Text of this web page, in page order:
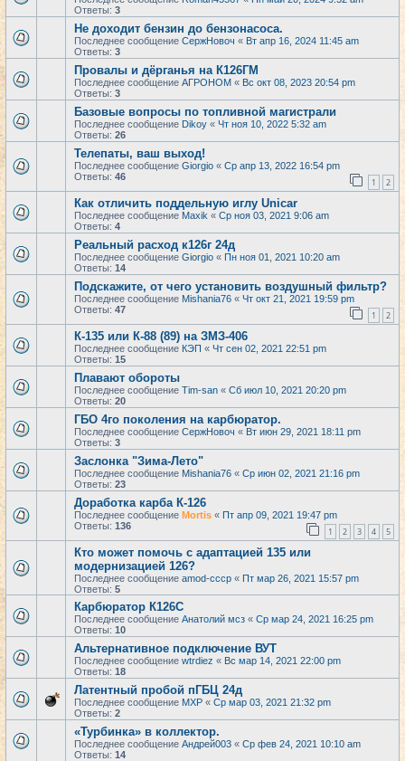
Ответы: 3
Не доходит бензин до бензонасоса.
Последнее сообщение СержНовоч « Вт апр 16, 2024 11:45 am
Ответы: 3
Провалы и дёрганья на К126ГМ
Последнее сообщение АГРОНОМ « Вс окт 08, 2023 20:54 pm
Ответы: 3
Базовые вопросы по топливной магистрали
Последнее сообщение Dikoy « Чт ноя 10, 2022 5:32 am
Ответы: 26
Телепаты, ваш выход!
Последнее сообщение Giorgio « Ср апр 13, 2022 16:54 pm
Ответы: 46 1 2
Как отличить поддельную иглу Unicar
Последнее сообщение Maxik « Ср ноя 03, 2021 9:06 am
Ответы: 4
Реальный расход к126г 24д
Последнее сообщение Giorgio « Пн ноя 01, 2021 10:20 am
Ответы: 14
Подскажите, от чего установить воздушный фильтр?
Последнее сообщение Mishania76 « Чт окт 21, 2021 19:59 pm
Ответы: 47 1 2
К-135 или К-88 (89) на ЗМЗ-406
Последнее сообщение КЭП « Чт сен 02, 2021 22:51 pm
Ответы: 15
Плавают обороты
Последнее сообщение Tim-san « Сб июл 10, 2021 20:20 pm
Ответы: 20
ГБО 4го поколения на карбюратор.
Последнее сообщение СержНовоч « Вт июн 29, 2021 18:11 pm
Ответы: 3
Заслонка "Зима-Лето"
Последнее сообщение Mishania76 « Ср июн 02, 2021 21:16 pm
Ответы: 23
Доработка карба К-126
Последнее сообщение Mortis « Пт апр 09, 2021 19:47 pm
Ответы: 136 1 2 3 4 5
Кто может помочь с адаптацией 135 или
модернизацией 126?
Последнее сообщение amod-cccp « Пт мар 26, 2021 15:57 pm
Ответы: 5
Карбюратор К126С
Последнее сообщение Анатолий мсз « Ср мар 24, 2021 16:25 pm
Ответы: 10
Альтернативное подключение ВУТ
Последнее сообщение wtrdiez « Вс мар 14, 2021 22:00 pm
Ответы: 18
Латентный пробой пГБЦ 24д
Последнее сообщение MXP « Ср мар 03, 2021 21:32 pm
Ответы: 2
«Турбинка» в коллектор.
Последнее сообщение Андрей003 « Ср фев 24, 2021 10:10 am
Ответы: 14